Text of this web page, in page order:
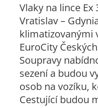
Vlaky na lince Ex
Vratislav –
klimatizovanými
EuroCity
Soupravy
sezení a budou
osob na vozíku,
Cestující budou